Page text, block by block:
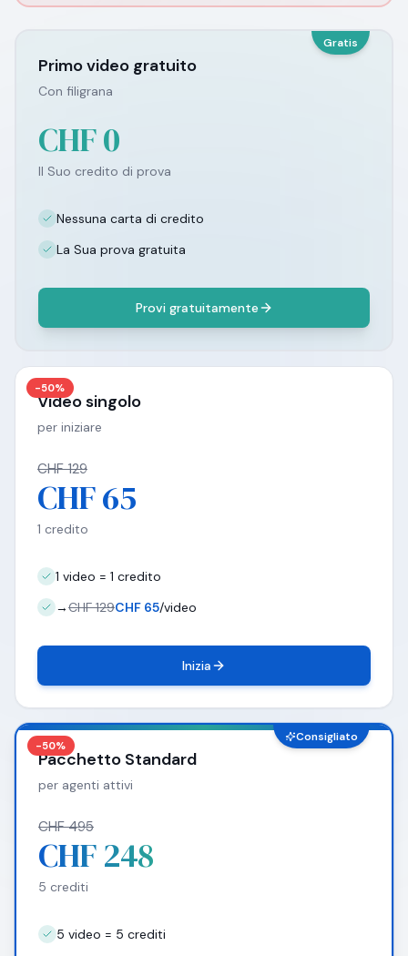
Gratis
Primo video gratuito
Con filigrana
CHF 0
Il Suo credito di prova
Nessuna carta di credito
La Sua prova gratuita
Provi gratuitamente
-50%
Video singolo
per iniziare
CHF 129
CHF 65
1 credito
1 video = 1 credito
→CHF 129CHF 65/video
Inizia
-50%
Consigliato
Pacchetto Standard
per agenti attivi
CHF 495
CHF 248
5 crediti
5 video = 5 crediti